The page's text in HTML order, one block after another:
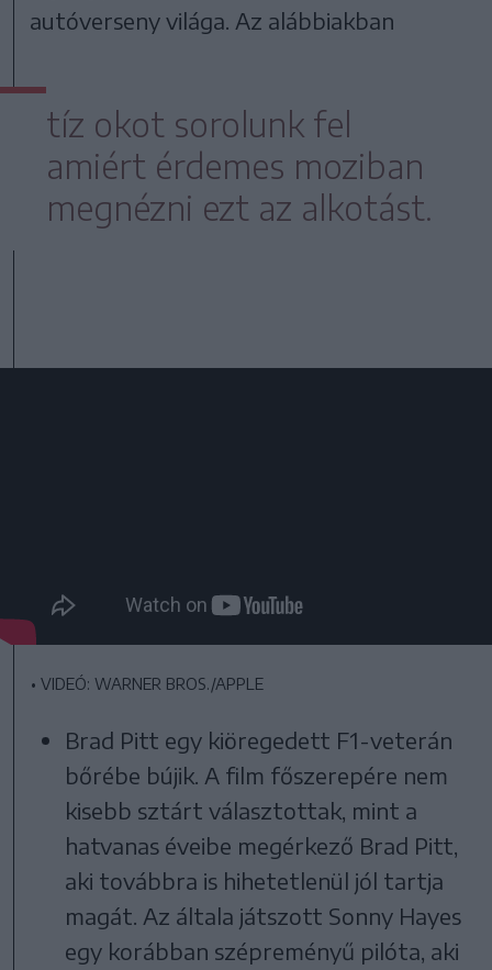
autóverseny világa. Az alábbiakban
tíz okot sorolunk fel
amiért érdemes moziban
megnézni ezt az alkotást.
• VIDEÓ: WARNER BROS./APPLE
Brad Pitt egy kiöregedett F1-veterán
bőrébe bújik. A film főszerepére nem
kisebb sztárt választottak, mint a
hatvanas éveibe megérkező Brad Pitt,
aki továbbra is hihetetlenül jól tartja
magát. Az általa játszott Sonny Hayes
egy korábban szépreményű pilóta, aki